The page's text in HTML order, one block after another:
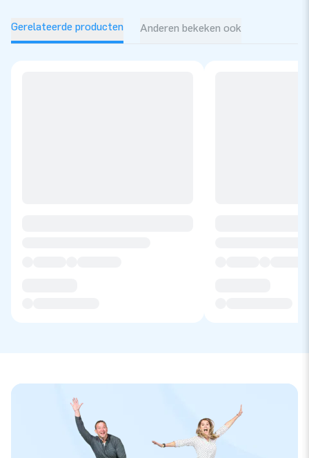
Gerelateerde producten Anderen bekeken ook